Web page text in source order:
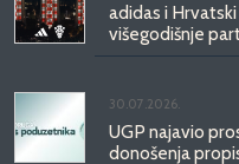
adidas i
višegodišnje
30.07.2026.
UGP najavio
donošenja